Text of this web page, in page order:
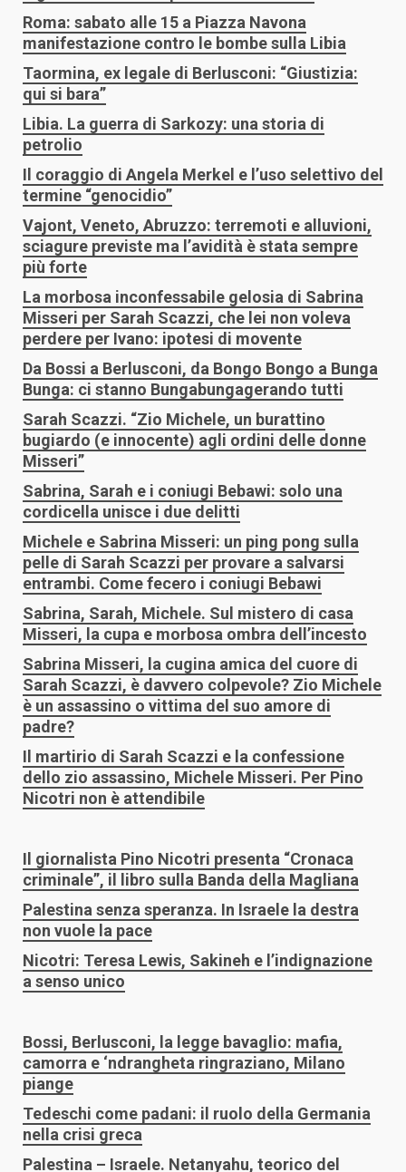
Roma: sabato alle 15 a Piazza Navona
manifestazione contro le bombe sulla Libia
Taormina, ex legale di Berlusconi: “Giustizia:
qui si bara”
Libia. La guerra di Sarkozy: una storia di
petrolio
Il coraggio di Angela Merkel e l’uso selettivo del
termine “genocidio”
Vajont, Veneto, Abruzzo: terremoti e alluvioni,
sciagure previste ma l’avidità è stata sempre
più forte
La morbosa inconfessabile gelosia di Sabrina
Misseri per Sarah Scazzi, che lei non voleva
perdere per Ivano: ipotesi di movente
Da Bossi a Berlusconi, da Bongo Bongo a Bunga
Bunga: ci stanno Bungabungagerando tutti
Sarah Scazzi. “Zio Michele, un burattino
bugiardo (e innocente) agli ordini delle donne
Misseri”
Sabrina, Sarah e i coniugi Bebawi: solo una
cordicella unisce i due delitti
Michele e Sabrina Misseri: un ping pong sulla
pelle di Sarah Scazzi per provare a salvarsi
entrambi. Come fecero i coniugi Bebawi
Sabrina, Sarah, Michele. Sul mistero di casa
Misseri, la cupa e morbosa ombra dell’incesto
Sabrina Misseri, la cugina amica del cuore di
Sarah Scazzi, è davvero colpevole? Zio Michele
è un assassino o vittima del suo amore di
padre?
Il martirio di Sarah Scazzi e la confessione
dello zio assassino, Michele Misseri. Per Pino
Nicotri non è attendibile
Il giornalista Pino Nicotri presenta “Cronaca
criminale”, il libro sulla Banda della Magliana
Palestina senza speranza. In Israele la destra
non vuole la pace
Nicotri: Teresa Lewis, Sakineh e l’indignazione
a senso unico
Bossi, Berlusconi, la legge bavaglio: mafia,
camorra e ‘ndrangheta ringraziano, Milano
piange
Tedeschi come padani: il ruolo della Germania
nella crisi greca
Palestina – Israele. Netanyahu, teorico del